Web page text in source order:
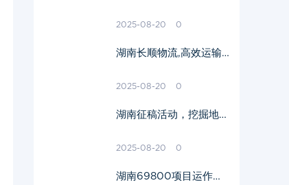
的融合
2025-08-20 0
湖南长顺物流,高效运输
领导者
2025-08-20 0
湖南征稿活动，挖掘地方
台解析
2025-08-20 0
湖南69800项目运作模